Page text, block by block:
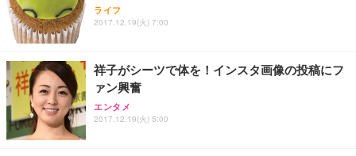
ライフ
2017.12.19(火) 7:00
祥子がシーツで体を！インスタ画像の投稿にフ
ァン興奮
エンタメ
2017.12.19(火) 5:00